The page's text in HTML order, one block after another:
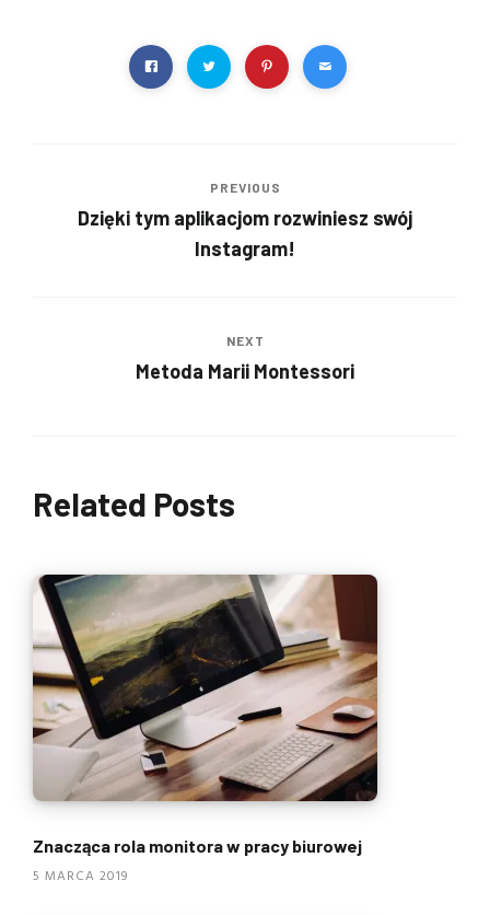
PREVIOUS
Dzięki tym aplikacjom rozwiniesz swój
Instagram!
NEXT
Metoda Marii Montessori
Related Posts
Znacząca rola monitora w pracy biurowej
5 MARCA 2019